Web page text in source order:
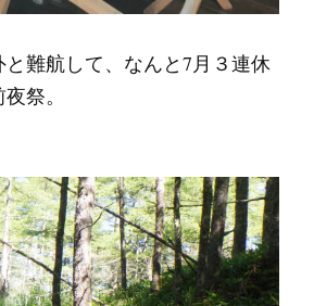
難航して、なんと7月３連休
祭。